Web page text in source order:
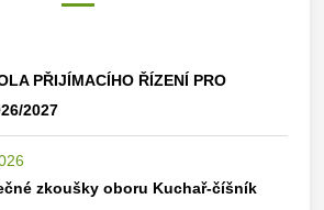
PŘIJÍMACÍHO ŘÍZENÍ PRO
2027
zkoušky oboru Kuchař-číšník